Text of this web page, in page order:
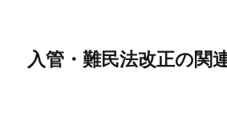
入管・難民法改正の関